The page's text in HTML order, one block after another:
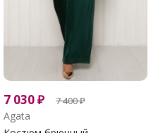
7 030₽ 7 400₽
Agata